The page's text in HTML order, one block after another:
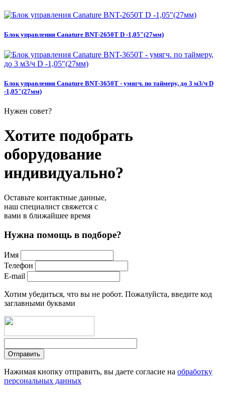
Блок управления Canature BNT-2650T D -1,05"(27мм)
Блок управления Canature BNT-3650T - умягч. по таймеру, до 3 м3/ч D
-1,05"(27мм)
Нужен совет?
Хотите подобрать
оборудование
индивидуально?
Оставьте контактные данные,
наш специалист свяжется с
вами в ближайшее время
Нужна помощь в подборе?
Имя
Телефон
E-mail
Хотим убедиться, что вы не робот. Пожалуйста, введите код
заглавными буквами
Нажимая кнопку отправить, вы даете согласие на обработку
персональных данных